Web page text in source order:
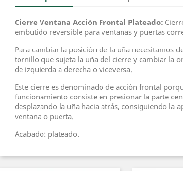
Cierre Ventana Acción Frontal Plateado:
embutido reversible para ventanas y puertas
Para cambiar la posición de la uña necesitamos
tornillo que sujeta la uña del cierre y cambiar la
de izquierda a derecha o viceversa.
Este cierre es denominado de acción frontal
funcionamiento consiste en presionar la parte
desplazando la uña hacia atrás, consiguiendo la
ventana o puerta.
Acabado: plateado.